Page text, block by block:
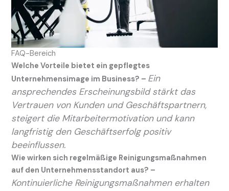
FAQ-Bereich
Welche Vorteile bietet ein gepflegtes
Unternehmensimage im Business? – Ein
ansprechendes Erscheinungsbild stärkt das
Vertrauen von Kunden und Geschäftspartnern,
steigert die Mitarbeitermotivation und kann
langfristig den Geschäftserfolg positiv
beeinflussen.
Wie wirken sich regelmäßige Reinigungsmaßnahmen
auf den Unternehmensstandort aus? –
Kontinuierliche Reinigungsmaßnahmen erhalten